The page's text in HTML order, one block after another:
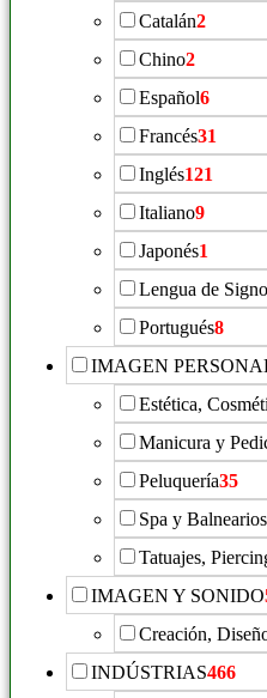
Catalán2
Chino2
Español6
Francés31
Inglés121
Italiano9
Japonés1
Lengua de
Portugués8
IMAGEN
Estética,
Manicura y
Peluquería35
Spa y Balnearios
Tatuajes,
IMAGEN Y SONIDO
Creación,
INDÚSTRIAS466